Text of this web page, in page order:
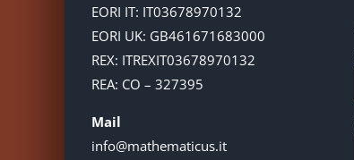
EORI IT: IT03678970132
EORI UK: GB461671683000
REX: ITREXIT03678970132
REA: CO – 327395
Mail
info@mathematicus.it